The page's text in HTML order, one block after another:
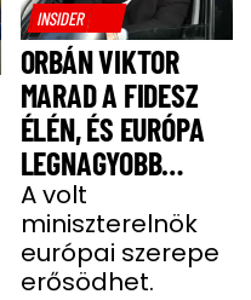
INSIDER
ORBÁN VIKTOR
MARAD A FIDESZ
ÉLÉN, ÉS EURÓPA
LEGNAGYOBB
JOBBOLDALI
SZÖVETSÉGÉT
ÉPÍTI TOVÁBB
A volt
miniszterelnök
európai szerepe
erősödhet.